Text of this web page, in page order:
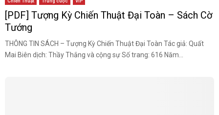
[PDF] Tượng Kỳ Chiến Thuật Đại Toàn – Sách Cờ
Tướng
THÔNG TIN SÁCH – Tượng Kỳ Chiến Thuật Đại Toàn Tác giả: Quất
Mai Biên dịch: Thầy Thắng và cộng sự Số trang: 616 Năm...